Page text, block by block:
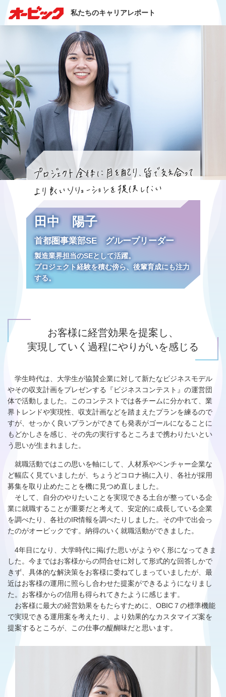
私たちのキャリアレポート
田中 陽子
首都圏事業部SE グループリーダー
製造業界担当のSEとして活躍。
プロジェクト経験を積む傍ら、後輩育成にも注力
する。
お客様に経営効果を提案し、
実現していく過程にやりがいを感じる
学生時代は、大学生が協賛企業に対して新たなビジネスモデル
やその収支計画をプレゼンする『ビジネスコンテスト』の運営団
体で活動しました。このコンテストでは各チームに分かれて、業
界トレンドや実現性、収支計画などを踏まえたプランを練るので
すが、せっかく良いプランができても発表がゴールになることに
もどかしさを感じ、その先の実行するところまで携わりたいとい
う思いが生まれました。
就職活動ではこの思いを軸にして、人材系やベンチャー企業な
ど幅広く見ていましたが、ちょうどコロナ禍に入り、各社が採用
募集を取り止めたことを機に見つめ直しました。
そして、自分のやりたいことを実現できる土台が整っている企
業に就職することが重要だと考えて、安定的に成長している企業
を調べたり、各社のIR情報を調べたりしました。その中で出会っ
たのがオービックです。納得のいく就職活動ができました。
4年目になり、大学時代に掲げた思いがようやく形になってきま
した。今まではお客様からの問合せに対して形式的な回答しかで
きず、具体的な解決策をお客様に委ねてしまっていましたが、最
近はお客様の運用に照らし合わせた提案ができるようになりまし
た。お客様からの信用も得られてきたように感じます。
お客様に最大の経営効果をもたらすために、OBIC７の標準機能
で実現できる運用案を考えたり、より効果的なカスタマイズ案を
提案するところが、この仕事の醍醐味だと思います。